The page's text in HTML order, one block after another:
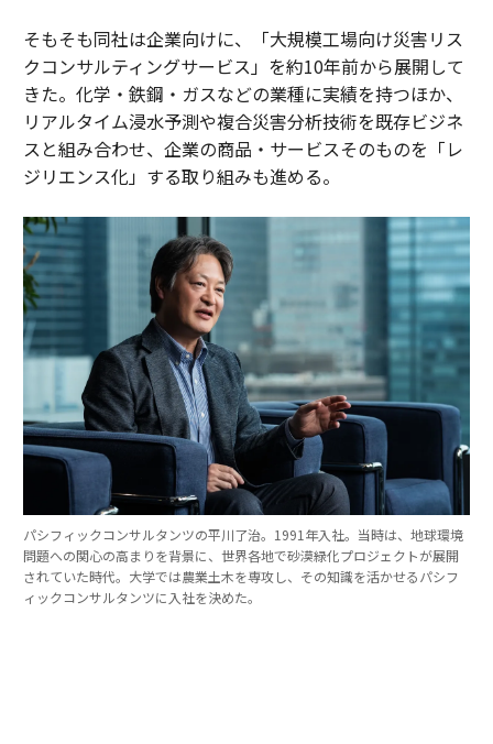
そもそも同社は企業向けに、「大規模工場向け災害リス
クコンサルティングサービス」を約10年前から展開して
きた。化学・鉄鋼・ガスなどの業種に実績を持つほか、
リアルタイム浸水予測や複合災害分析技術を既存ビジネ
スと組み合わせ、企業の商品・サービスそのものを「レ
ジリエンス化」する取り組みも進める。
パシフィックコンサルタンツの平川了治。1991年入社。当時は、地球環境
問題への関心の高まりを背景に、世界各地で砂漠緑化プロジェクトが展開
されていた時代。大学では農業土木を専攻し、その知識を活かせるパシフ
ィックコンサルタンツに入社を決めた。